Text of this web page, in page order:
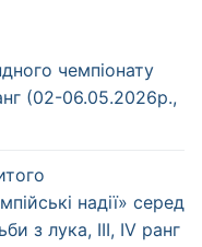
чемпіонату
(02-06.05.2026р.,
надії» серед
з лука, ІІІ, IV ранг